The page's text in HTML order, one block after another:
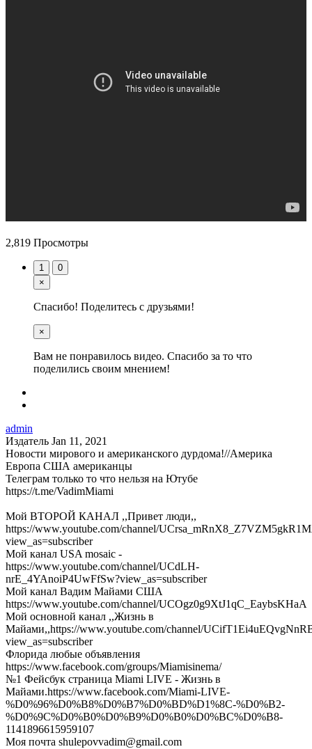
2,819 Просмотры
1
0
×
Спасибо! Поделитесь с друзьями!
×
Вам не понравилось видео. Спасибо за то что
поделились своим мнением!
admin
Издатель Jan 11, 2021
Новости мирового и американского дурдома!//Америка
Европа США американцы
Телеграм только то что нельзя на Ютубе
https://t.me/VadimMiami
Мой ВТОРОЙ КАНАЛ ,,Привет люди,,
https://www.youtube.com/channel/
view_as=subscriber
Мой канал USA mosaic -
https://www.youtube.com/channel/UCdLH-
nrE_4YAnoiP4UwFfSw?view_as=subscriber
Мой канал Вадим Майами США
https://www.youtube.com/channel/UCOgz0g9XtJ1qC_EaybsKHaA
Мой основной канал ,,Жизнь в
Майами,,https://www.youtube.com/channel/
view_as=subscriber
Флорида любые объявления
https://www.facebook.com/groups/Miamisinema/
№1 Фейсбук страница Miami LIVE - Жизнь в
Майами.https://www.facebook.com/Miami-LIVE-
%D0%96%D0%B8%D0%B7%D0%BD%D1%8C-%D0%B2-
%D0%9C%D0%B0%D0%B9%D0%B0%D0%BC%D0%B8-
1141896615959107
Моя почта shulepovvadim@gmail.com